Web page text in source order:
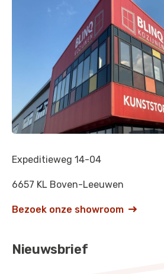
Expeditieweg 14-04
6657 KL Boven-Leeuwen
Bezoek onze showroom 
Nieuwsbrief